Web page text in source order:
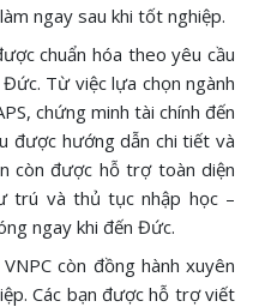
ngay sau khi tốt nghiệp.
chuẩn hóa theo yêu cầu
Từ việc lựa chọn ngành
chứng minh tài chính đến
được hướng dẫn chi tiết và
còn được hỗ trợ toàn diện
trú và thủ tục nhập học –
ngay khi đến Đức.
còn đồng hành xuyên
Các bạn được hỗ trợ viết